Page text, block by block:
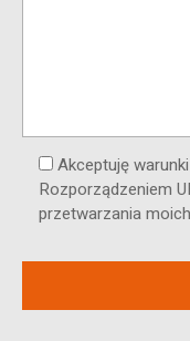
Akceptuję
Rozporządzeniem
przetwarzania